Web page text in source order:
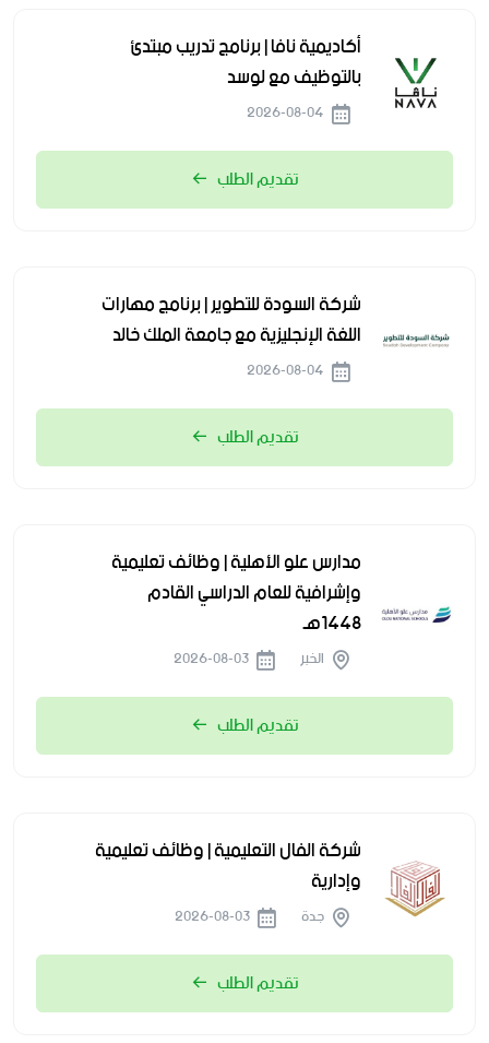
أكاديمية نافا | برنامج تدريب مبتدئ
بالتوظيف مع لوسد
تقديم الطلب
شركة السودة للتطوير | برنامج مهارات
اللغة الإنجليزية مع جامعة الملك خالد
تقديم الطلب
مدارس علو الأهلية | وظائف تعليمية
وإشرافية للعام الدراسي القادم
1448هـ
الخبر
تقديم الطلب
شركة الفال التعليمية | وظائف تعليمية
وإدارية
جدة
تقديم الطلب